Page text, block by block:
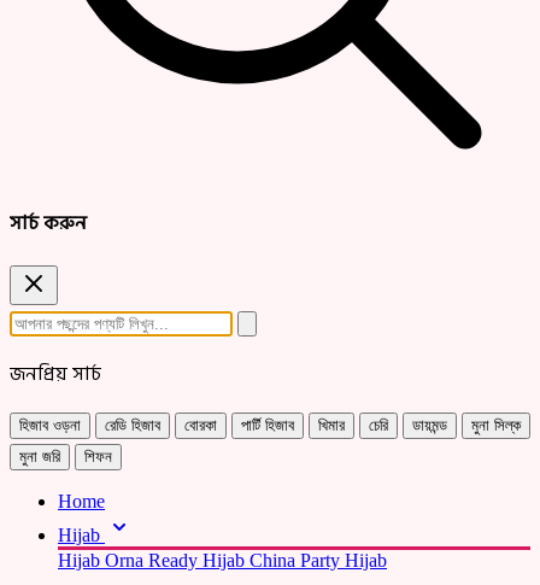
সার্চ করুন
জনপ্রিয় সার্চ
হিজাব ওড়না রেডি হিজাব বোরকা পার্টি হিজাব খিমার চেরি ডায়মন্ড
মুনা সিল্ক
মুনা জরি
শিফন
Home
Hijab
Hijab Orna Ready Hijab China Party Hijab